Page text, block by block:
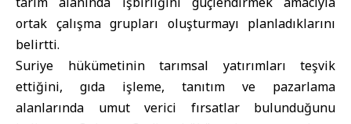
ortak çalışma grupları oluşturmayı planladıklarını
belirtti.
Suriye hükümetinin tarımsal yatırımları teşvik
ettiğini, gıda işleme, tanıtım ve pazarlama
alanlarında umut verici fırsatlar bulunduğunu